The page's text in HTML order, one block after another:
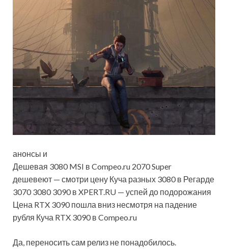
анонсы и
Дешевая 3080 MSI в Compeo.ru 2070 Super
дешевеют — смотри цену Куча разных 3080 в Регарде
3070 3080 3090 в XPERT.RU — успей до подорожания
Цена RTX 3090 пошла вниз несмотря на падение
рубля Куча RTX 3090 в Compeo.ru
Да, переносить сам релиз не понадобилось.